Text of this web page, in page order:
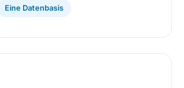
Eine Datenbasis